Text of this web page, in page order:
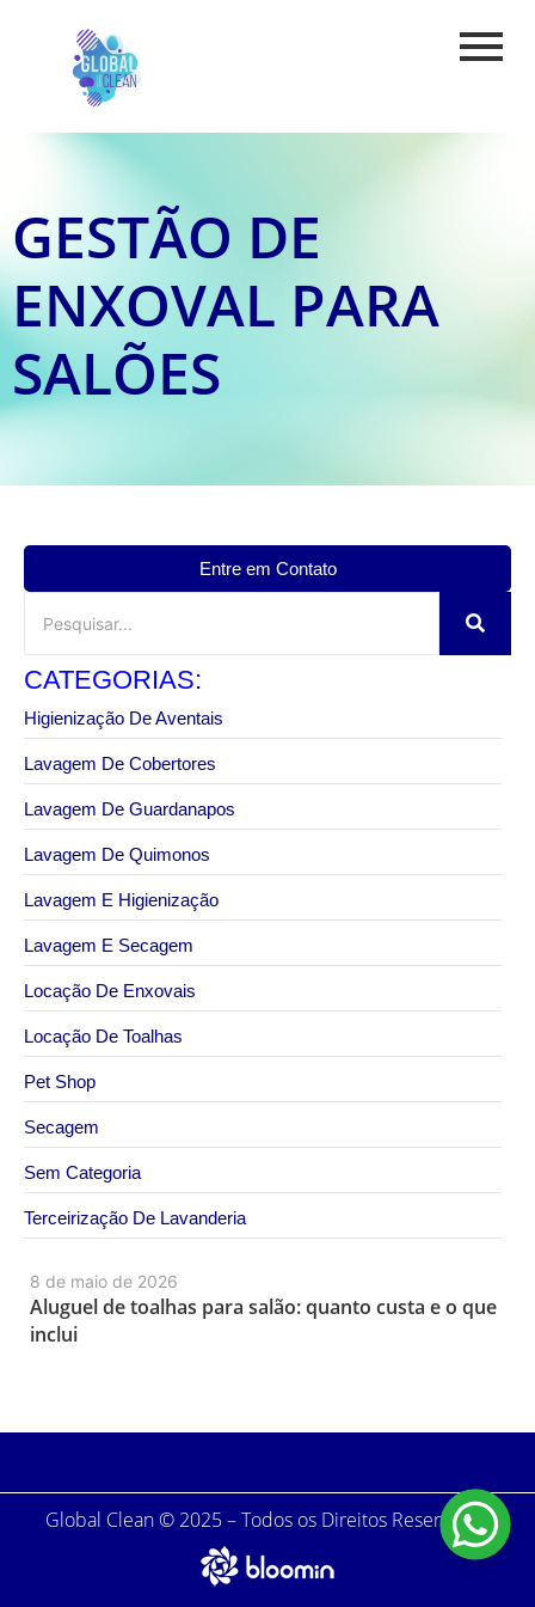
GESTÃO DE
ENXOVAL PARA
SALÕES
8 de maio de 2026
Aluguel de toalhas para salão: quanto custa e o que
inclui
Entre em Contato
CATEGORIAS:
Higienização De Aventais
Lavagem De Cobertores
Lavagem De Guardanapos
Lavagem De Quimonos
Lavagem E Higienização
Lavagem E Secagem
Locação De Enxovais
Locação De Toalhas
Pet Shop
Secagem
Sem Categoria
Terceirização De Lavanderia
Global Clean © 2025 – Todos os Direitos Reservados